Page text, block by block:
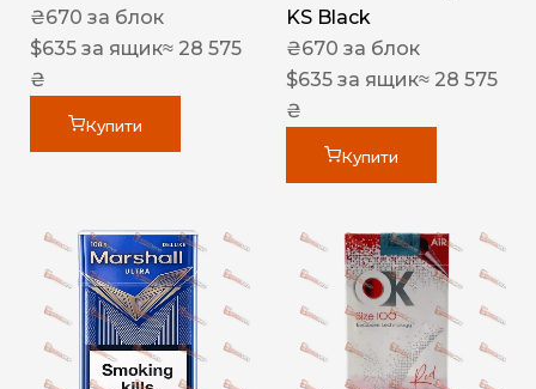
₴670 за блок
$635 за ящик≈ 28 575
₴
Купити
KS Black
₴670 за блок
$635 за ящик≈ 28 575
₴
Купити